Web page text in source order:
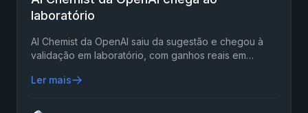
laboratório
AI Chemist da OpenAI saiu da sugestão e chegou à
validação em laboratório, com ganhos reais em
químico.
Ler mais